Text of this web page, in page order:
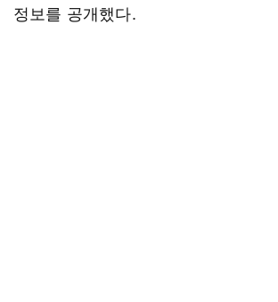
정보를 공개했다.